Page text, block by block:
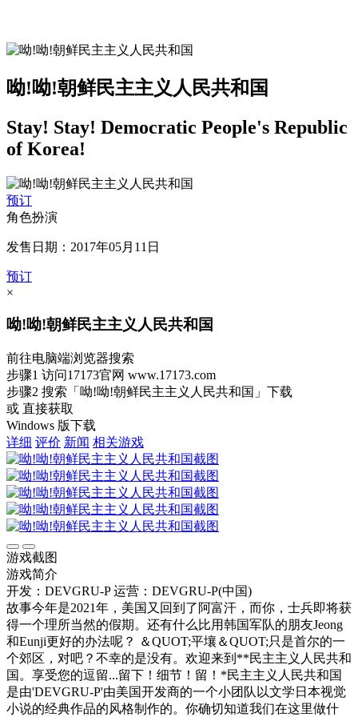
呦!呦!朝鲜民主主义人民共和国
Stay! Stay! Democratic People's Republic
of Korea!
预订
角色扮演
发售日期：2017年05月11日
预订
×
呦!呦!朝鲜民主主义人民共和国
前往电脑端浏览器搜索
步骤1 访问17173官网 www.17173.com
步骤2 搜索 「呦!呦!朝鲜民主主义人民共和国」 下载
或 直接获取
Windows 版下载
详细 评价 新闻 相关游戏
游戏截图
游戏简介
开发：DEVGRU-P 运营：DEVGRU-P(中国)
故事今年是2021年，美国又回到了阿富汗，而你，士兵即将获
得一个理所当然的假期。还有什么比用韩国军队的朋友Jeong
和Eunji更好的办法呢？ ＆QUOT;平壤＆QUOT;只是首尔的一
个郊区，对吧？不幸的是没有。欢迎来到**民主主义人民共和
国。享受您的逗留...留下！细节！留！*民主主义人民共和国
是由'DEVGRU-P'由美国开发商的一个小团队以文学日本视觉
小说的经典作品的风格制作的。你确切知道我们在这里做什